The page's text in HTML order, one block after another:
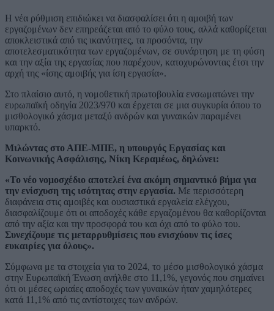
Η νέα ρύθμιση επιδιώκει να διασφαλίσει ότι η αμοιβή των
εργαζομένων δεν επηρεάζεται από το φύλο τους, αλλά καθορίζεται
αποκλειστικά από τις ικανότητες, τα προσόντα, την
αποτελεσματικότητα των εργαζομένων, σε συνάρτηση με τη φύση
και την αξία της εργασίας που παρέχουν, κατοχυρώνοντας έτσι την
αρχή της «ίσης αμοιβής για ίση εργασία».
Στο πλαίσιο αυτό, η νομοθετική πρωτοβουλία ενσωματώνει την
ευρωπαϊκή οδηγία 2023/970 και έρχεται σε μια συγκυρία όπου το
μισθολογικό χάσμα μεταξύ ανδρών και γυναικών παραμένει
υπαρκτό.
Μιλώντας στο ΑΠΕ-ΜΠΕ, η υπουργός Εργασίας και
Κοινωνικής Ασφάλισης, Νίκη Κεραμέως, δηλώνει:
«Το νέο νομοσχέδιο αποτελεί ένα ακόμη σημαντικό βήμα για
την ενίσχυση της ισότητας στην εργασία. Με περισσότερη
διαφάνεια στις αμοιβές και ουσιαστικά εργαλεία ελέγχου,
διασφαλίζουμε ότι οι αποδοχές κάθε εργαζομένου θα καθορίζονται
από την αξία και την προσφορά του και όχι από το φύλο του.
Συνεχίζουμε τις μεταρρυθμίσεις που ενισχύουν τις ίσες
ευκαιρίες για όλους».
Σύμφωνα με τα στοιχεία για το 2024, το μέσο μισθολογικό χάσμα
στην Ευρωπαϊκή Ένωση ανήλθε στο 11,1%, γεγονός που σημαίνει
ότι οι μέσες ωριαίες αποδοχές των γυναικών ήταν χαμηλότερες
κατά 11,1% από τις αντίστοιχες των ανδρών.